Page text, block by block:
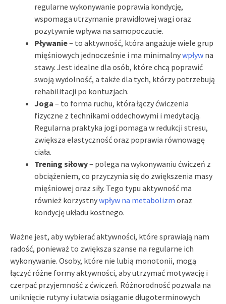
regularne wykonywanie poprawia kondycję,
wspomaga utrzymanie prawidłowej wagi oraz
pozytywnie wpływa na samopoczucie.
Pływanie– to aktywność, która angażuje wiele grup
mięśniowych jednocześnie i ma minimalnywpływ na
stawy. Jest idealne dla osób, które chcą poprawić
swoją wydolność, a także dla tych, którzy potrzebują
rehabilitacji po kontuzjach.
Joga – to forma ruchu, która łączy ćwiczenia
fizyczne z technikami oddechowymi i medytacją.
Regularna praktyka jogi pomaga w redukcji stresu,
zwiększa elastyczność oraz poprawia równowagę
ciała.
Trening siłowy– polega na wykonywaniu ćwiczeń z
obciążeniem, co przyczynia się do zwiększenia masy
mięśniowej oraz siły. Tego typu aktywność ma
również korzystnywpływ na metabolizm oraz
kondycję układu kostnego.
Ważne jest, aby wybierać aktywności, które sprawiają nam
radość, ponieważ to zwiększa szanse na regularne ich
wykonywanie. Osoby, które nie lubią monotonii, mogą
łączyć różne formy aktywności, aby utrzymać motywację i
czerpać przyjemność z ćwiczeń. Różnorodność pozwala na
uniknięcie rutyny i ułatwia osiąganie długoterminowych